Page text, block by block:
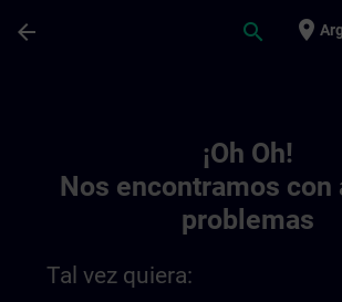
arrow_back search place
¡Oh Oh!
Nos encontramos con
problemas
Tal vez quiera: